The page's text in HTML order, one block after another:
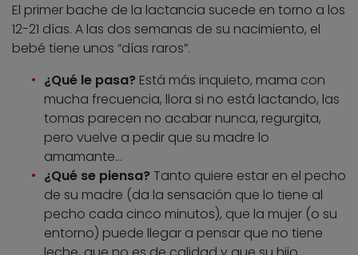
El primer bache de la lactancia sucede en torno a los
12-21 días. A las dos semanas de su nacimiento, el
bebé tiene unos “días raros”.
¿Qué le pasa? Está más inquieto, mama con
mucha frecuencia, llora si no está lactando, las
tomas parecen no acabar nunca, regurgita,
pero vuelve a pedir que su madre lo
amamante…
¿Qué se piensa? Tanto quiere estar en el pecho
de su madre (da la sensación que lo tiene al
pecho cada cinco minutos), que la mujer (o su
entorno) puede llegar a pensar que no tiene